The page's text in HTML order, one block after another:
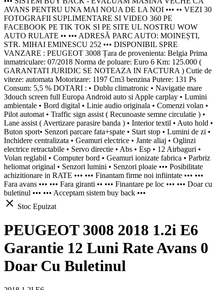
AVANS PENTRU UNA MAI NOUA DE LA NOI ••• •• VEZI 30
FOTOGRAFII SUPLIMENTARE SI VIDEO 360 PE
FACEBOOK PE TIK TOK SI PE SITE UL NOSTRU WOW
AUTO RULATE •• ••• ADRESĂ PARC AUTO: MOINEȘTI,
STR. MIHAI EMINESCU 252 ••• DISPONIBIL SPRE
VANZARE : PEUGEOT 3008 Țara de provenienta: Belgia Prima
inmatriculare: 07/2018 Norma de poluare: Euro 6 Km: 125.000 (
GARANTATI JURIDIC SE NOTEAZA IN FACTURA ) Cutie de
viteze: automata Motorizare: 1197 Cm3 benzina Putere: 131 Ps
Consum: 5,5 % DOTARI : • Dublu climatronic • Navigatie mare
3douch screen full Europa Android auto si Apple carplay • Lumini
ambientale • Bord digital • Linie audio originala • Comenzi volan •
Pilot automat • Traffic sign assist ( Recunoaste semne circulatie ) •
Lane assist ( Avertizare parasire banda ) • Interior textil • Auto hold •
Buton sport• Senzori parcare fata+spate • Start stop • Lumini de zi •
Inchidere centralizata • Geamuri electrice • Jante aliaj • Oglinzi
electrice retractabile • Servo directie • Abs • Esp • 12 Airbaguri •
Volan reglabil • Computer bord • Geamuri ionizate fabrica • Parbriz
heliomat original • Senzori lumini • Senzori ploaie ••• Posibilitate
achizitionare in RATE ••• ••• Finantam firme noi infiintate ••• •••
Fara avans ••• ••• Fara giranti •• ••• Finantare pe loc ••• ••• Doar cu
buletinul ••• ••• Acceptam sistem buy back •••
Stoc Epuizat
PEUGEOT 3008 2018 1.2i E6
Garantie 12 Luni Rate Avans 0
Doar Cu Buletinul